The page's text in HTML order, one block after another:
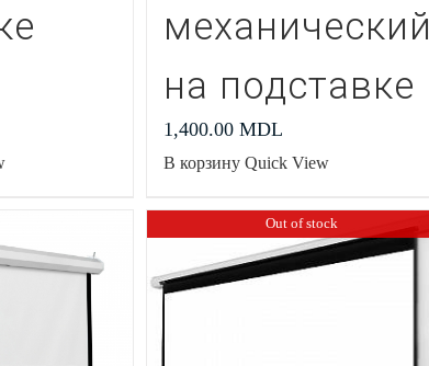
механический
на подставке
1,400.00MDL
В корзину Quick View
Out of stock